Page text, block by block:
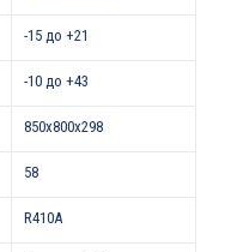
-15 до +21
-10 до +43
850x800x298
58
R410A